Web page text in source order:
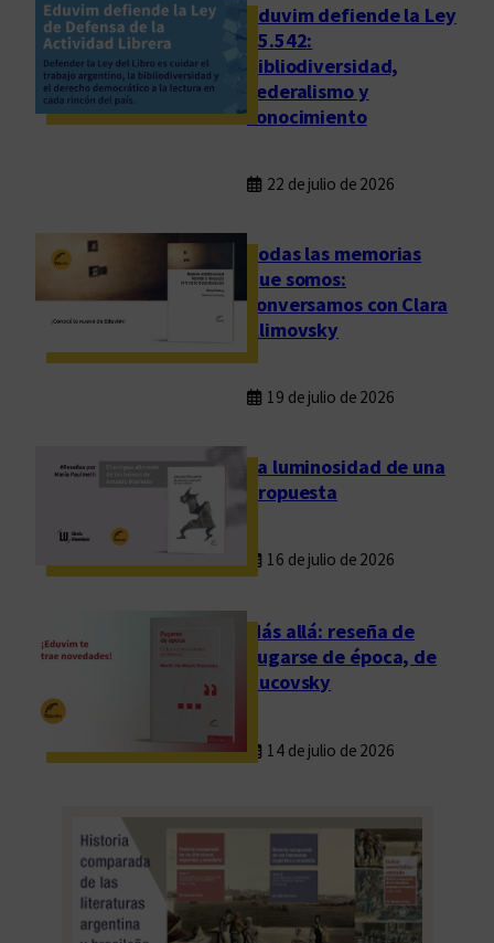
Eduvim defiende la Ley
25.542:
bibliodiversidad,
federalismo y
conocimiento
22 de julio de 2026
Todas las memorias
que somos:
conversamos con Clara
Klimovsky
19 de julio de 2026
La luminosidad de una
propuesta
16 de julio de 2026
Más allá: reseña de
Fugarse de época, de
Rucovsky
14 de julio de 2026